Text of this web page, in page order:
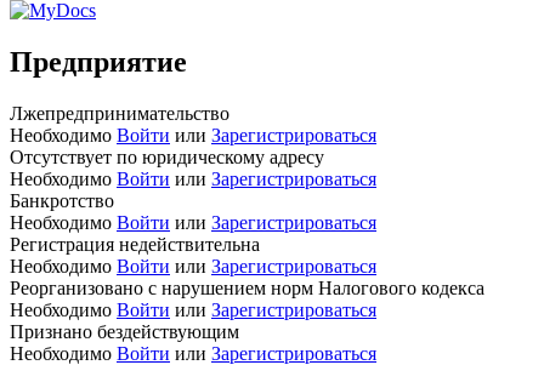
Предприятие
Лжепредпринимательство
Необходимо Войти или Зарегистрироваться
Отсутствует по юридическому адресу
Необходимо Войти или Зарегистрироваться
Банкротство
Необходимо Войти или Зарегистрироваться
Регистрация недействительна
Необходимо Войти или Зарегистрироваться
Реорганизовано с нарушением норм Налогового кодекса
Необходимо Войти или Зарегистрироваться
Признано бездействующим
Необходимо Войти или Зарегистрироваться